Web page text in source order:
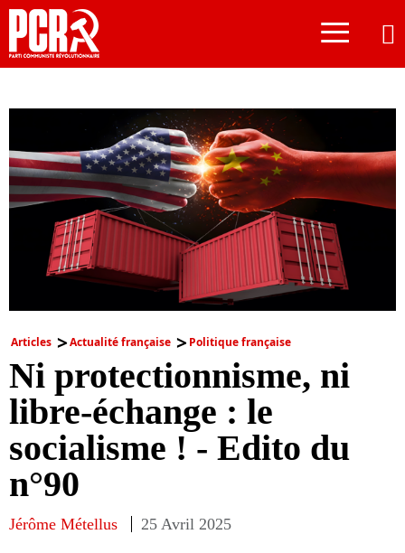
≡
Articles Actualité française Politique française
Ni protectionnisme, ni
libre-échange : le
socialisme ! - Edito du
n°90
Jérôme Métellus 25 Avril 2025